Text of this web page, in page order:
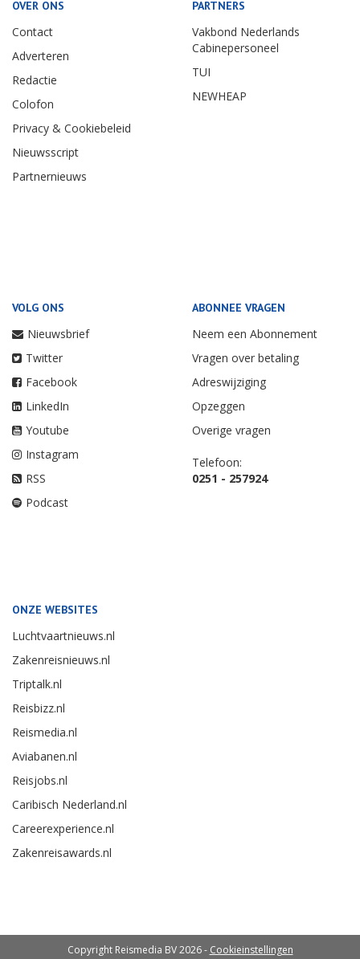
OVER ONS
Contact
Adverteren
Redactie
Colofon
Privacy & Cookiebeleid
Nieuwsscript
Partnernieuws
PARTNERS
Vakbond Nederlands
Cabinepersoneel
TUI
NEWHEAP
VOLG ONS
Nieuwsbrief
Twitter
Facebook
LinkedIn
Youtube
Instagram
RSS
Podcast
ABONNEE VRAGEN
Neem een Abonnement
Vragen over betaling
Adreswijziging
Opzeggen
Overige vragen
Telefoon:
0251 - 257924
ONZE WEBSITES
Luchtvaartnieuws.nl
Zakenreisnieuws.nl
Triptalk.nl
Reisbizz.nl
Reismedia.nl
Aviabanen.nl
Reisjobs.nl
Caribisch Nederland.nl
Careerexperience.nl
Zakenreisawards.nl
Copyright Reismedia BV 2026 - Cookieinstellingen